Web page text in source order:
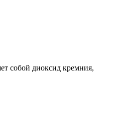
собой диоксид кремния,